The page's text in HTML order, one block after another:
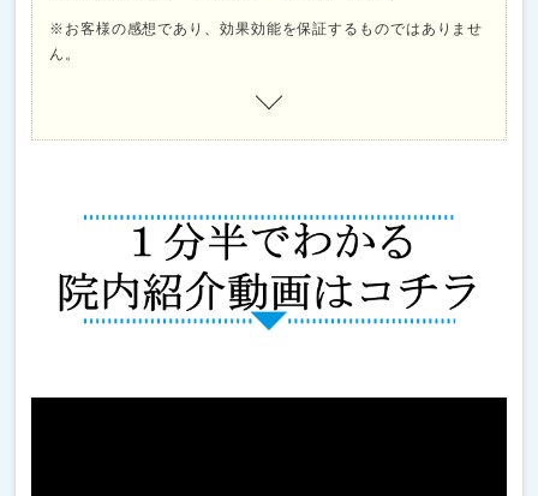
※お客様の感想であり、効果効能を保証するものではありませ
ん。